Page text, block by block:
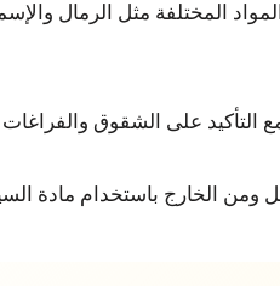
المختلفة مثل الرمال
التأكيد على الشقوق
ومن الخارج باستخدام مادة